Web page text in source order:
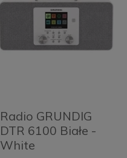
Radio GRUNDIG
DTR 6100 Białe -
White